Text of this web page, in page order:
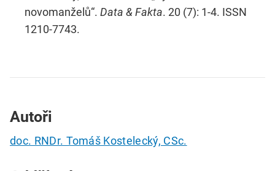
novomanželů“. Data & Fakta. 20 (7): 1-4. ISSN
1210-7743.
Autoři
doc. RNDr. Tomáš Kostelecký, CSc.